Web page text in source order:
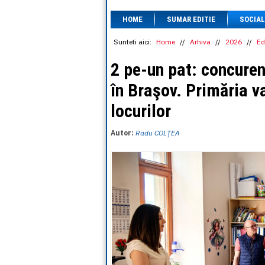
HOME SUMAR EDITIE SOCIAL
Sunteti aici: Home // Arhiva // 2026 //
2 pe-un pat:
în Braşov. Primăria
locurilor
Autor: Radu COLȚEA